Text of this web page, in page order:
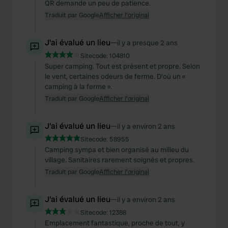
QR demande un peu de patience.
Traduit par GoogleAfficher l'original
J'ai évalué un lieu—il y a presque 2 ans
Sitecode: 104810
Super camping. Tout est présent et propre. Selon
le vent, certaines odeurs de ferme. D'où un «
camping à la ferme ».
Traduit par GoogleAfficher l'original
J'ai évalué un lieu—il y a environ 2 ans
Sitecode: 58955
Camping sympa et bien organisé au milieu du
village. Sanitaires rarement soignés et propres.
Traduit par GoogleAfficher l'original
J'ai évalué un lieu—il y a environ 2 ans
Sitecode: 12388
Emplacement fantastique, proche de tout, y